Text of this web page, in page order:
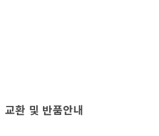
교환 및 반품안내